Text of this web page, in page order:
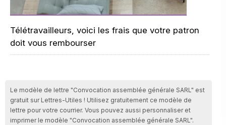
Télétravailleurs, voici les frais que votre patron
doit vous rembourser
Le modèle de lettre "Convocation assemblée générale SARL" est
gratuit sur Lettres-Utiles ! Utilisez gratuitement ce modèle de
lettre pour votre courrier. Vous pouvez aussi personnaliser et
imprimer le modèle "Convocation assemblée générale SARL".